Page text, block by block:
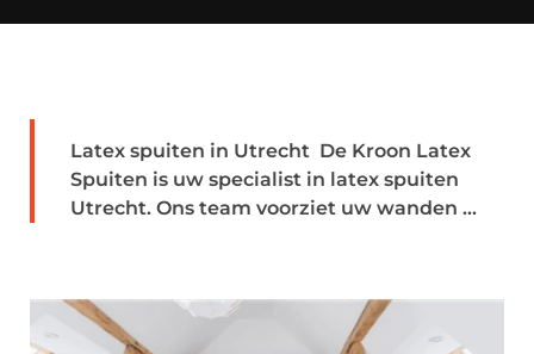
Latex spuiten in Utrecht De Kroon Latex
Spuiten is uw specialist in latex spuiten
Utrecht. Ons team voorziet uw wanden ...